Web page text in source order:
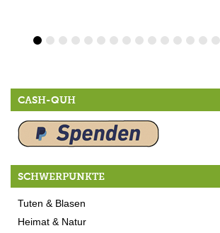
CASH-QUH
SCHWERPUNKTE
Tuten & Blasen
Heimat & Natur